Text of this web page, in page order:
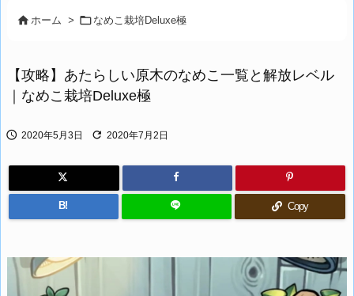
検索
 ホーム >  なめこ栽培Deluxe極
【攻略】あたらしい原木のなめこ一覧と解放レベル
｜なめこ栽培Deluxe極
 2020年5月3日  2020年7月2日
B! Copy